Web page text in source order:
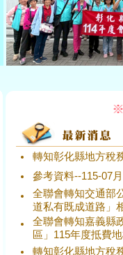
※
轉知彰化縣地方稅
參考資料--115-07
全聯會轉知交通部
道私有既成道路」
全聯會轉知嘉義縣
區」115年度抵費
轉知彰化縣地方稅